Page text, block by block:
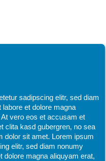
sadipscing elitr, sed diam
et dolore magna
vero eos et accusam et
clita kasd gubergren, no sea
dolor sit amet. Lorem ipsum
elitr, sed diam nonumy
dolore magna aliquyam erat,